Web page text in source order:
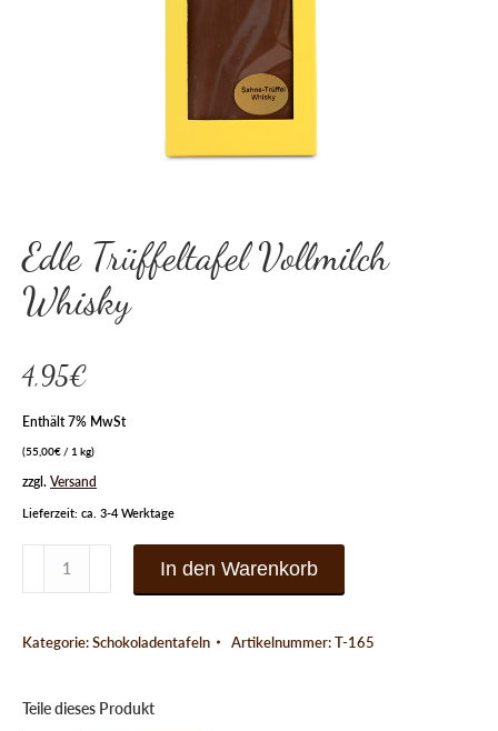
Edle Trüffeltafel Vollmilch
Whisky
4,95€
Enthält 7% MwSt
(55,00€ / 1 kg)
zzgl. Versand
Lieferzeit: ca. 3-4 Werktage
Trüffeltafel
Whisky
In den Warenkorb
Kategorie:Schokoladentafeln Artikelnummer:T-165
Teile dieses Produkt